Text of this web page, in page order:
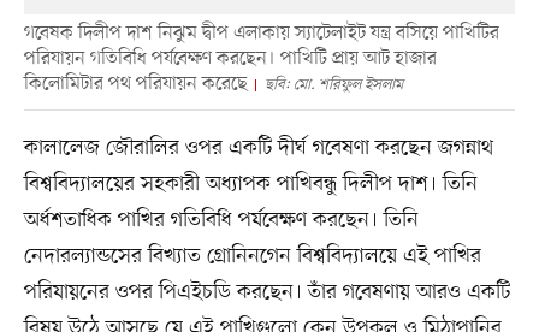
গবেষক দিলীপ দাশ নিঝুম দ্বীপ এলাকায় স্যাটেলাইট যন্ত্র বসিয়ে পাখিটির
পরিযায়ন গতিবিধি পর্যবেক্ষণ করছেন। পাখিটি প্রায় আট হাজার
কিলোমিটার পথ পরিযায়ন করেছে
ছবি: মো. শরিফুল ইসলাম
কালালেজ জৌরালির ওপর একটি দীর্ঘ গবেষণা করছেন জগন্নাথ
বিশ্ববিদ্যালয়ের সহকারী অধ্যাপক পাখিবন্ধু দিলীপ দাশ। তিনি
অর্ধশতাধিক পাখির গতিবিধি পর্যবেক্ষণ করছেন। তিনি
নেদারল্যান্ডসের বিখ্যাত গ্রোনিনগেন বিশ্ববিদ্যালয়ে এই পাখির
পরিযায়নের ওপর পিএইচডি করছেন। তাঁর গবেষণায় আরও একটি